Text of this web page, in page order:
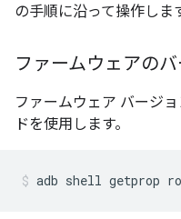
の手順に沿って操作しま
ファームウェアの
ファームウェア バージ
ドを使用します。